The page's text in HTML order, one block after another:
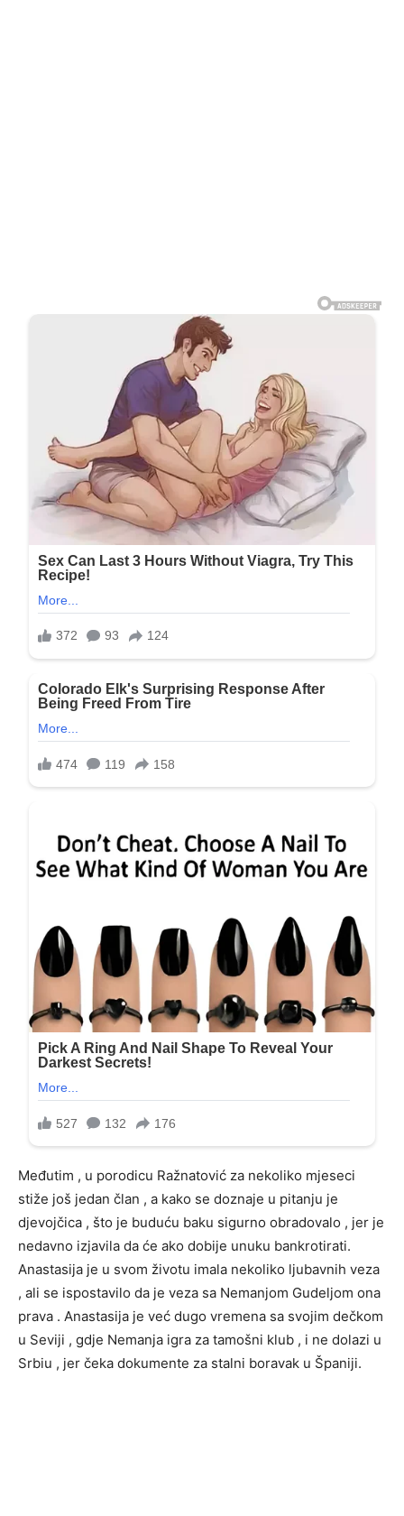
Međutim , u porodicu Ražnatović za nekoliko mjeseci
stiže još jedan član , a kako se doznaje u pitanju je
djevojčica , što je buduću baku sigurno obradovalo , jer je
nedavno izjavila da će ako dobije unuku bankrotirati.
Anastasija je u svom životu imala nekoliko ljubavnih veza
, ali se ispostavilo da je veza sa Nemanjom Gudeljom ona
prava . Anastasija je već dugo vremena sa svojim dečkom
u Seviji , gdje Nemanja igra za tamošni klub , i ne dolazi u
Srbiu , jer čeka dokumente za stalni boravak u Španiji.